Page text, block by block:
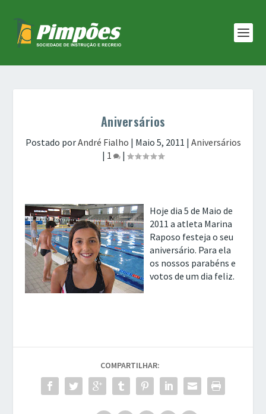
Aniversários
Postado porAndré Fialho | Maio 5, 2011 | Aniversários
| 1 |
Hoje dia 5 de Maio de
2011 a atleta Marina
Raposo festeja o seu
aniversário. Para ela
os nossos parabéns e
votos de um dia feliz.
COMPARTILHAR: